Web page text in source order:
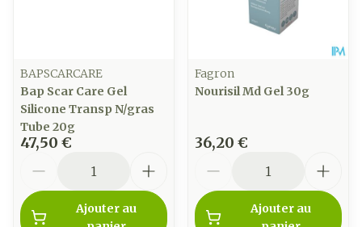
BAPSCARCARE
Bap Scar Care Gel
Silicone Transp N/gras
Tube 20g
47,50 €
Ajouter au
Fagron
Nourisil Md Gel 30g
36,20 €
Ajouter au